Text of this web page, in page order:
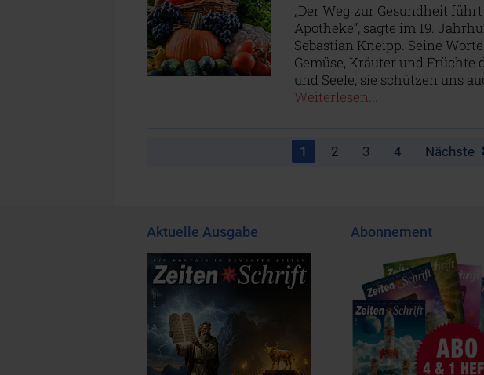
„Der Weg zur Gesundheit
Apotheke“, sagte im 19.
Sebastian Kneipp. Seine
Gemüse, Kräuter und
und Seele, sie schützen uns
Weiterlesen...
1 2 3 4 Nächste
Aktuelle Ausgabe Abonnement